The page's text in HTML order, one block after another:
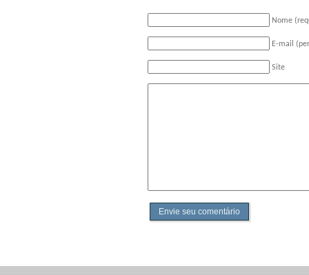
Nome
E-mail
Site
Envie seu comentário